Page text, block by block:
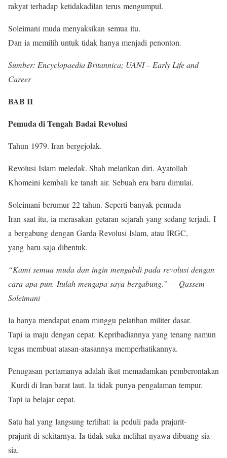
rakyat terhadap ketidakadilan terus mengumpul.
Soleimani muda menyaksikan semua itu.
Dan ia memilih untuk tidak hanya menjadi penonton.
Sumber: Encyclopaedia Britannica; UANI – Early Life and
Career
BAB II
Pemuda di Tengah Badai Revolusi
Tahun 1979. Iran bergejolak.
Revolusi Islam meledak. Shah melarikan diri. Ayatollah
Khomeini kembali ke tanah air. Sebuah era baru dimulai.
Soleimani berumur 22 tahun. Seperti banyak pemuda
Iran saat itu, ia merasakan getaran sejarah yang sedang terjadi. I
a bergabung dengan Garda Revolusi Islam, atau IRGC,
yang baru saja dibentuk.
“Kami semua muda dan ingin mengabdi pada revolusi dengan
cara apa pun. Itulah mengapa saya bergabung.” — Qassem
Soleimani
Ia hanya mendapat enam minggu pelatihan militer dasar.
Tapi ia maju dengan cepat. Kepribadiannya yang tenang namun
tegas membuat atasan-atasannya memperhatikannya.
Penugasan pertamanya adalah ikut memadamkan pemberontakan
Kurdi di Iran barat laut. Ia tidak punya pengalaman tempur.
Tapi ia belajar cepat.
Satu hal yang langsung terlihat: ia peduli pada prajurit-
prajurit di sekitarnya. Ia tidak suka melihat nyawa dibuang sia-
sia.